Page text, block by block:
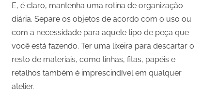
E, é claro, mantenha uma rotina de organização
diária. Separe os objetos de acordo com o uso ou
com a necessidade para aquele tipo de peça que
você está fazendo. Ter uma lixeira para descartar o
resto de materiais, como linhas, fitas, papéis e
retalhos também é imprescindível em qualquer
atelier.